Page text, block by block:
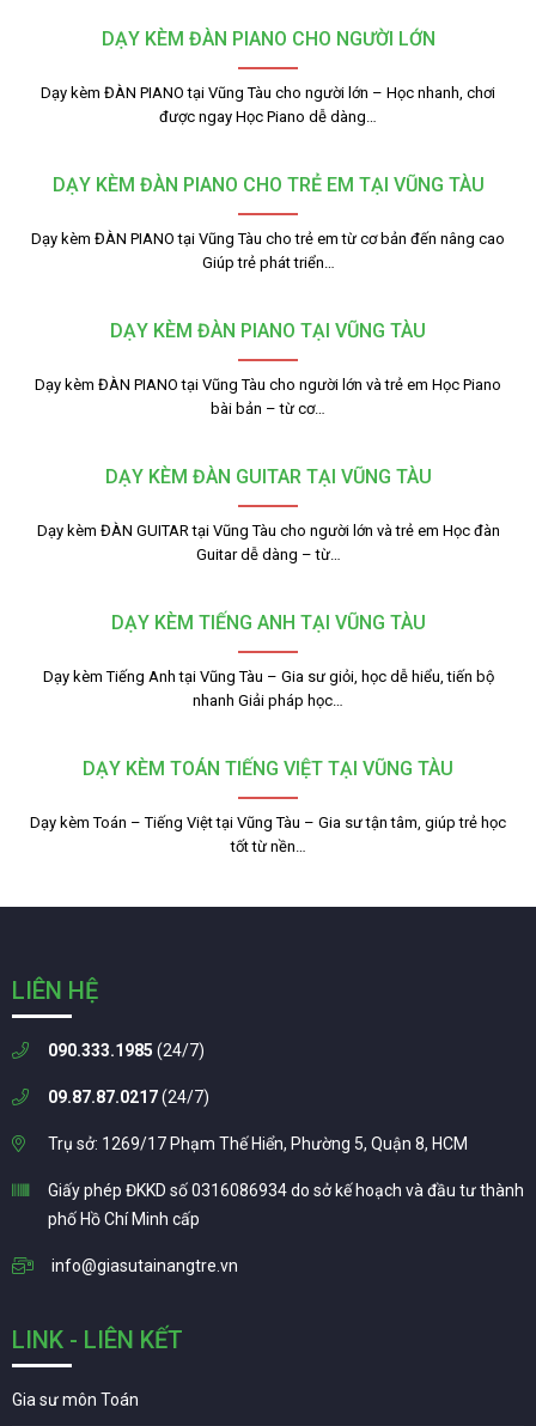
DẠY KÈM ĐÀN PIANO CHO NGƯỜI LỚN
Dạy kèm ĐÀN PIANO tại Vũng Tàu cho người lớn – Học nhanh, chơi
được ngay Học Piano dễ dàng…
DẠY KÈM ĐÀN PIANO CHO TRẺ EM TẠI VŨNG TÀU
Dạy kèm ĐÀN PIANO tại Vũng Tàu cho trẻ em từ cơ bản đến nâng cao
Giúp trẻ phát triển…
DẠY KÈM ĐÀN PIANO TẠI VŨNG TÀU
Dạy kèm ĐÀN PIANO tại Vũng Tàu cho người lớn và trẻ em Học Piano
bài bản – từ cơ…
DẠY KÈM ĐÀN GUITAR TẠI VŨNG TÀU
Dạy kèm ĐÀN GUITAR tại Vũng Tàu cho người lớn và trẻ em Học đàn
Guitar dễ dàng – từ…
DẠY KÈM TIẾNG ANH TẠI VŨNG TÀU
Dạy kèm Tiếng Anh tại Vũng Tàu – Gia sư giỏi, học dễ hiểu, tiến bộ
nhanh Giải pháp học…
DẠY KÈM TOÁN TIẾNG VIỆT TẠI VŨNG TÀU
Dạy kèm Toán – Tiếng Việt tại Vũng Tàu – Gia sư tận tâm, giúp trẻ học
tốt từ nền…
LIÊN HỆ
090.333.1985 (24/7)
09.87.87.0217(24/7)
Trụ sở: 1269/17 Phạm Thế Hiển, Phường 5, Quận 8, HCM
Giấy phép ĐKKD số 0316086934 do sở kế hoạch và đầu tư thành
phố Hồ Chí Minh cấp
info@giasutainangtre.vn
LINK - LIÊN KẾT
Gia sư môn Toán